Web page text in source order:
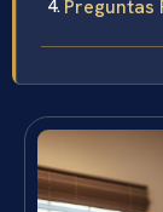
Preguntas